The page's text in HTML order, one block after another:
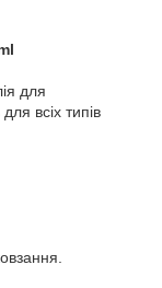
для
всіх типів